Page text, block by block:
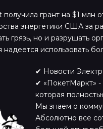
получила грант на $1 млн
энергетики США за
грязь, но и разрушать
надеется использовать
✔ Новости
✔ «ПокетМаркт» -
которая
Мы знаем о
Абсолютно все